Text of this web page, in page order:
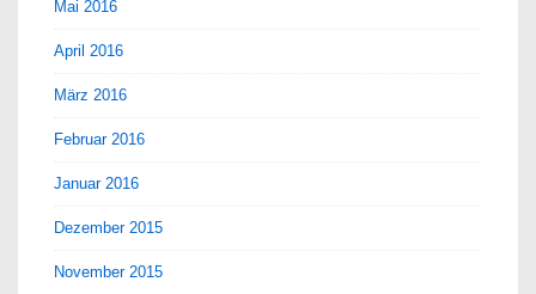
Mai 2016
April 2016
März 2016
Februar 2016
Januar 2016
Dezember 2015
November 2015